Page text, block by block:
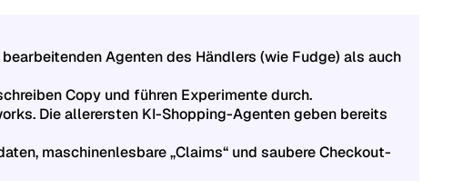
Agenten des Händlers (wie Fudge) als auch
Copy und führen Experimente durch.
Die allerersten KI-Shopping-Agenten geben bereits
maschinenlesbare „Claims“ und saubere Checkout-